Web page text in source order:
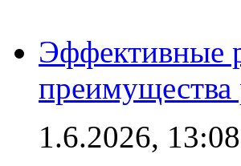
Эффективные
преимущества
1.6.2026, 13:08